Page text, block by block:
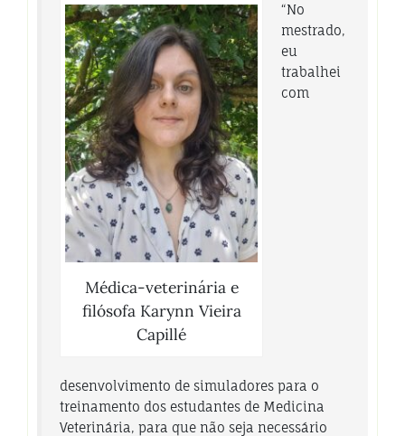
Médica-veterinária e
filósofa Karynn Vieira
Capillé
“No
mestrado,
eu
trabalhei
com
desenvolvimento de simuladores para o
treinamento dos estudantes de Medicina
Veterinária, para que não seja necessário